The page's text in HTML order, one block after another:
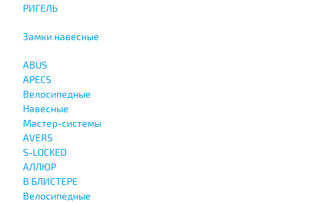
РИГЕЛЬ
Замки навесные
ABUS
APECS
Велосипедные
Навесные
Мастер-системы
AVERS
S-LOCKED
АЛЛЮР
В БЛИСТЕРЕ
Велосипедные